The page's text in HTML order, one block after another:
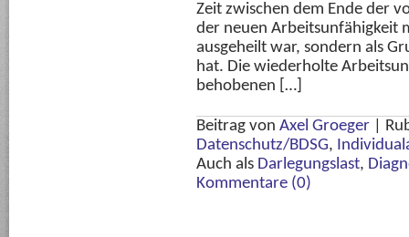
Zeit zwischen dem Ende der
der neuen Arbeitsunfähigkeit
ausgeheilt war, sondern als
hat. Die wiederholte
behobenen […]
Beitrag von Axel Groeger
Datenschutz/BDSG,
Auch als Darlegungslast,
Kommentare (0)